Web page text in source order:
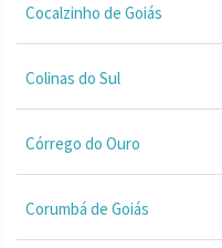
Cocalzinho de Goiás
Colinas do Sul
Córrego do Ouro
Corumbá de Goiás